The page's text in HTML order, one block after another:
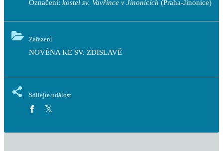
Označení: kostel sv. Vavřince v Jinonicích (Praha-Jinonice)
Zařazení
NOVÉNA KE SV. ZDISLAVĚ
Sdílejte událost